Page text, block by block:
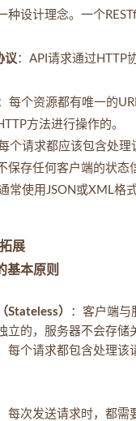
种设计理念。一个
议 ：API请求通过HTTP
每个资源都有唯一的
方法进行操作的。
个请求都应该包含处理
保存任何客户端的状态
常使用JSON或XML格
展
基本原则
Stateless）
：客户端与
立的，服务器不会存储
每个请求都包含处理该
每次发送请求时，都需